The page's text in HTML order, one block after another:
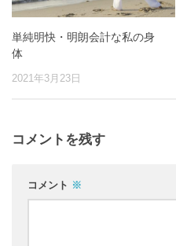
単純明快・明朗会計な私の身
体
2021年3月23日
コメントを残す
コメント ※